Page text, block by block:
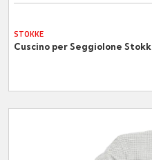
STOKKE
Cuscino per Seggiolone